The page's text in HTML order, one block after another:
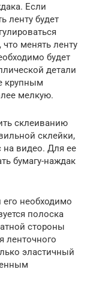
Если
ленту будет
что менять ленту
будет
детали
крупным
мелкую.
склеиванию
склейки,
на видео. Для ее
бумагу-наждак
необходимо
полоска
стороны
ленточного
эластичный